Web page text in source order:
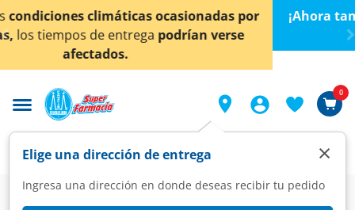
< div class="carousel-inner">
¡Ahora también en Aguascalientes! clic aquí
conocer detalles.
Elige una dirección de entrega
Ingresa una dirección en donde deseas recibir tu pedido
×
0
Farmacia Medicina Dolor Analgésicos